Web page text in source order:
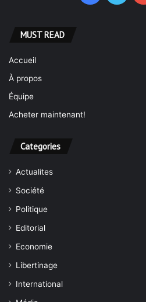
MUST READ
Accueil
À propos
Équipe
Acheter maintenant!
Categories
Actualites
Société
Politique
Editorial
Economie
Libertinage
International